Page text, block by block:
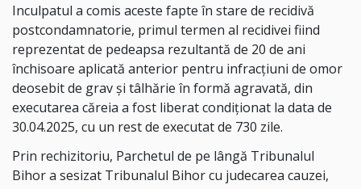
Inculpatul a comis aceste fapte în stare de recidivă
postcondamnatorie, primul termen al recidivei fiind
reprezentat de pedeapsa rezultantă de 20 de ani
închisoare aplicată anterior pentru infracţiuni de omor
deosebit de grav şi tâlhărie în formă agravată, din
executarea căreia a fost liberat condiţionat la data de
30.04.2025, cu un rest de executat de 730 zile.
Prin rechizitoriu, Parchetul de pe lângă Tribunalul
Bihor a sesizat Tribunalul Bihorcu judecarea cauzei,